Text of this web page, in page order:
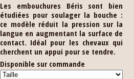
Les embouchures Béris sont bien
étudiées pour soulager la bouche :
ce modèle réduit la pression sur la
langue en augmentant la surface de
contact. Idéal pour les chevaux qui
cherchent un appui pour se tendre.
Disponible sur commande